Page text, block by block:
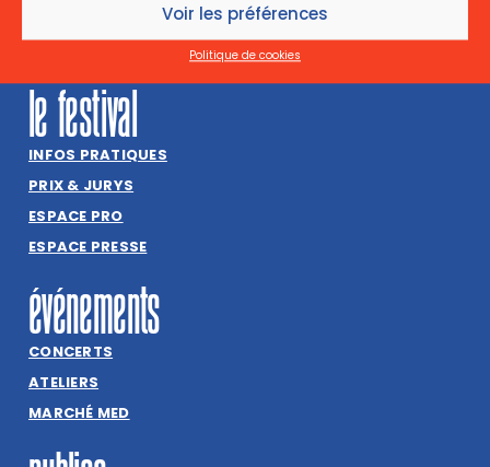
Voir les préférences
Politique de cookies
+32(0) 2 800 81 72
INFO@CINEMAMED.BE
le festival
INFOS PRATIQUES
PRIX & JURYS
ESPACE PRO
ESPACE PRESSE
événements
CONCERTS
ATELIERS
MARCHÉ MED